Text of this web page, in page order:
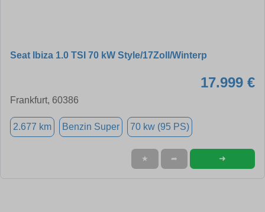
Seat Ibiza 1.0 TSI 70 kW Style/17Zoll/Winterp
17.999 €
Frankfurt, 60386
2.677 km Benzin Super 70 kw (95 PS)
★ ➦ ➜